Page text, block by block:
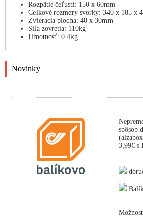
Rozpätie čeľustí: 150 x 60mm
Celkové rozmery svorky: 340 x 185 x
Zvieracia plocha: 40 x 30mm
Sila zovretia: 110kg
Hmotnosť: 0.4kg
Novinky
spôsob
3,99€ s